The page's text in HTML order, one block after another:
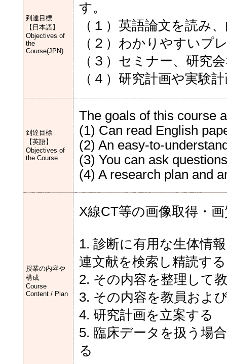
到達目標
【日本語】
Objectives of
the
Course(JPN)
す。
（１）英語論文を読み
（２）わかりやすいプ
（３）セミナー、研究
（４）研究計画や実験
到達目標
【英語】
Objectives of
the Course
The goals of this course
(1) Can read English
(2) An easy-to-
(3) You can ask
(4) A research plan and
授業の内容や
構成
Course
Content / Plan
X線CT等の画像取得・
1. 診断に有用な生体情
連文献を検索し精読す
2. その内容を整理して
3. その内容を教員およ
4. 研究計画を立案する
5. 臨床データを扱う場
る